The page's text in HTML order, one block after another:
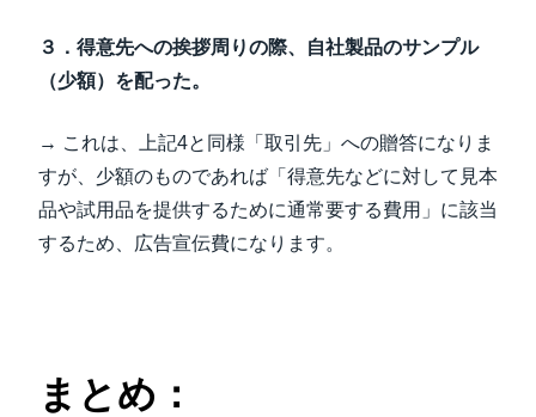
３．得意先への挨拶周りの際、自社製品のサンプル
（少額）を配った。
→ これは、上記4と同様「取引先」への贈答になりま
すが、少額のものであれば「得意先などに対して見本
品や試用品を提供するために通常要する費用」に該当
するため、広告宣伝費になります。
まとめ：